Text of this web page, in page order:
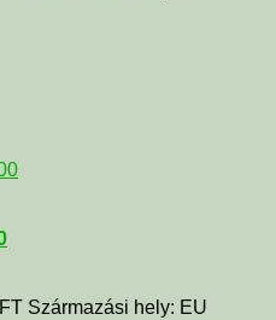
Származási hely: EU